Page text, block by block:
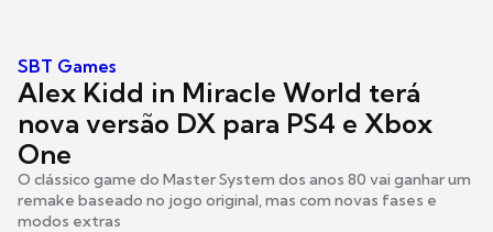
SBT Games
Alex Kidd in Miracle World terá
nova versão DX para PS4 e Xbox
One
O clássico game do Master System dos anos 80 vai ganhar um
remake baseado no jogo original, mas com novas fases e
modos extras